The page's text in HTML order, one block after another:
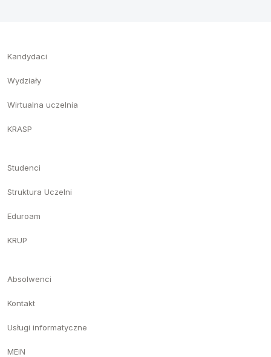
Kandydaci
Wydziały
Wirtualna uczelnia
KRASP
Studenci
Struktura Uczelni
Eduroam
KRUP
Absolwenci
Kontakt
Usługi informatyczne
MEiN